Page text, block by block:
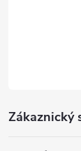
Zákaznický